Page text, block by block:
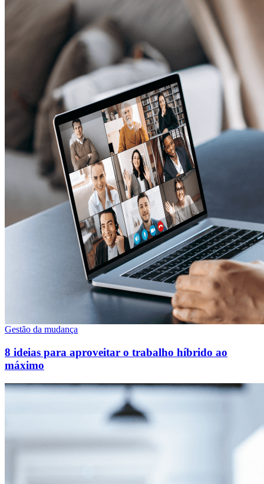
Gestão da mudança
8 ideias para aproveitar o trabalho híbrido ao
máximo